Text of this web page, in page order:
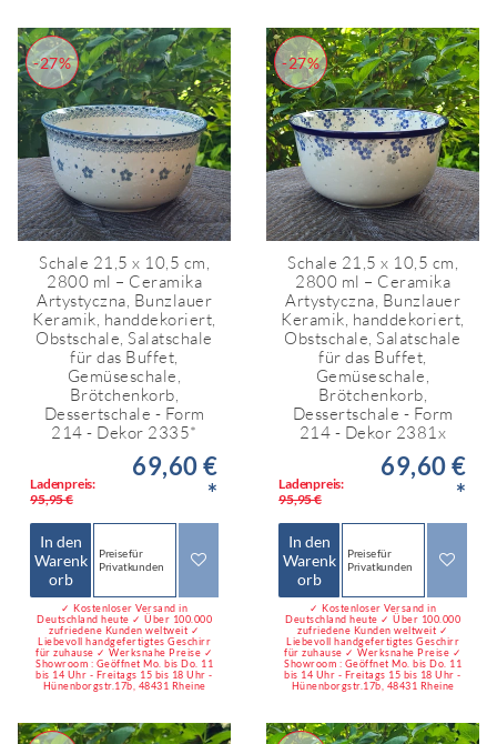
-27%
Schale 21,5 x 10,5 cm,
2800 ml – Ceramika
Artystyczna, Bunzlauer
Keramik, handdekoriert,
Obstschale, Salatschale
für das Buffet,
Gemüseschale,
Brötchenkorb,
Dessertschale - Form
214 - Dekor 2335*
Ladenpreis:
95,95 €
69,60 €
*
In den
Warenk
orb
Preise für
Privatkunden
✓ Kostenloser Versand in
Deutschland heute ✓ Über 100.000
zufriedene Kunden weltweit ✓
Liebevoll handgefertigtes Geschirr
für zuhause ✓ Werksnahe Preise ✓
Showroom : Geöffnet Mo. bis Do. 11
bis 14 Uhr - Freitags 15 bis 18 Uhr -
Hünenborgstr.17b, 48431 Rheine
-27%
Schale 21,5 x 10,5 cm,
2800 ml – Ceramika
Artystyczna, Bunzlauer
Keramik, handdekoriert,
Obstschale, Salatschale
für das Buffet,
Gemüseschale,
Brötchenkorb,
Dessertschale - Form
214 - Dekor 2381x
Ladenpreis:
95,95 €
69,60 €
*
In den
Warenk
orb
Preise für
Privatkunden
✓ Kostenloser Versand in
Deutschland heute ✓ Über 100.000
zufriedene Kunden weltweit ✓
Liebevoll handgefertigtes Geschirr
für zuhause ✓ Werksnahe Preise ✓
Showroom : Geöffnet Mo. bis Do. 11
bis 14 Uhr - Freitags 15 bis 18 Uhr -
Hünenborgstr.17b, 48431 Rheine